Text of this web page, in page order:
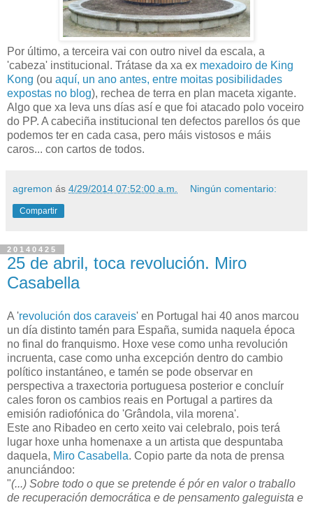
Por último, a terceira vai con outro nivel da escala, a
'cabeza' institucional. Trátase da xa ex mexadoiro de King
Kong (ou aquí, un ano antes, entre moitas posibilidades
expostas no blog), rechea de terra en plan maceta xigante.
Algo que xa leva uns días así e que foi atacado polo voceiro
do PP. A cabeciña institucional ten defectos parellos ós que
podemos ter en cada casa, pero máis vistosos e máis
caros... con cartos de todos.
agremon ás 4/29/2014 07:52:00 a.m. Ningún comentario:
Compartir
20140425
25 de abril, toca revolución. Miro
Casabella
A 'revolución dos caraveis' en Portugal hai 40 anos marcou
un día distinto tamén para España, sumida naquela época
no final do franquismo. Hoxe vese como unha revolución
incruenta, case como unha excepción dentro do cambio
político instantáneo, e tamén se pode observar en
perspectiva a traxectoria portuguesa posterior e concluír
cales foron os cambios reais en Portugal a partires da
emisión radiofónica do 'Grândola, vila morena'.
Este ano Ribadeo en certo xeito vai celebralo, pois terá
lugar hoxe unha homenaxe a un artista que despuntaba
daquela, Miro Casabella. Copio parte da nota de prensa
anunciándoo:
"(...) Sobre todo o que se pretende é pór en valor o traballo
de recuperación democrática e de pensamento galeguista e